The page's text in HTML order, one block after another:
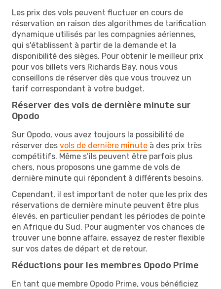
Les prix des vols peuvent fluctuer en cours de
réservation en raison des algorithmes de tarification
dynamique utilisés par les compagnies aériennes,
qui s'établissent à partir de la demande et la
disponibilité des sièges. Pour obtenir le meilleur prix
pour vos billets vers Richards Bay, nous vous
conseillons de réserver dès que vous trouvez un
tarif correspondant à votre budget.
Réserver des vols de dernière minute sur
Opodo
Sur Opodo, vous avez toujours la possibilité de
réserver des vols de dernière minute à des prix très
compétitifs. Même s’ils peuvent être parfois plus
chers, nous proposons une gamme de vols de
dernière minute qui répondent à différents besoins.
Cependant, il est important de noter que les prix des
réservations de dernière minute peuvent être plus
élevés, en particulier pendant les périodes de pointe
en Afrique du Sud. Pour augmenter vos chances de
trouver une bonne affaire, essayez de rester flexible
sur vos dates de départ et de retour.
Réductions pour les membres Opodo Prime
En tant que membre Opodo Prime, vous bénéficiez